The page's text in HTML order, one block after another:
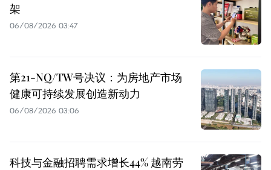
架
06/08/2026 03:47
第21-NQ/TW号决议：为房地产市场
健康可持续发展创造新动力
06/08/2026 03:06
科技与金融招聘需求增长44% 越南劳